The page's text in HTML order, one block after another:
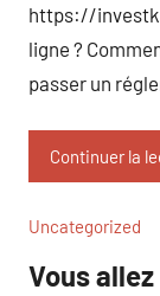
https://
ligne ?
passer un
Continuer la
Uncategorized
Vous